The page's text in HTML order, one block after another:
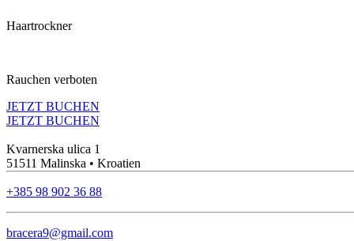
Haartrockner
Rauchen verboten
JETZT BUCHEN
JETZT BUCHEN
Kvarnerska ulica 1
51511 Malinska • Kroatien
+385 98 902 36 88
bracera9@gmail.com